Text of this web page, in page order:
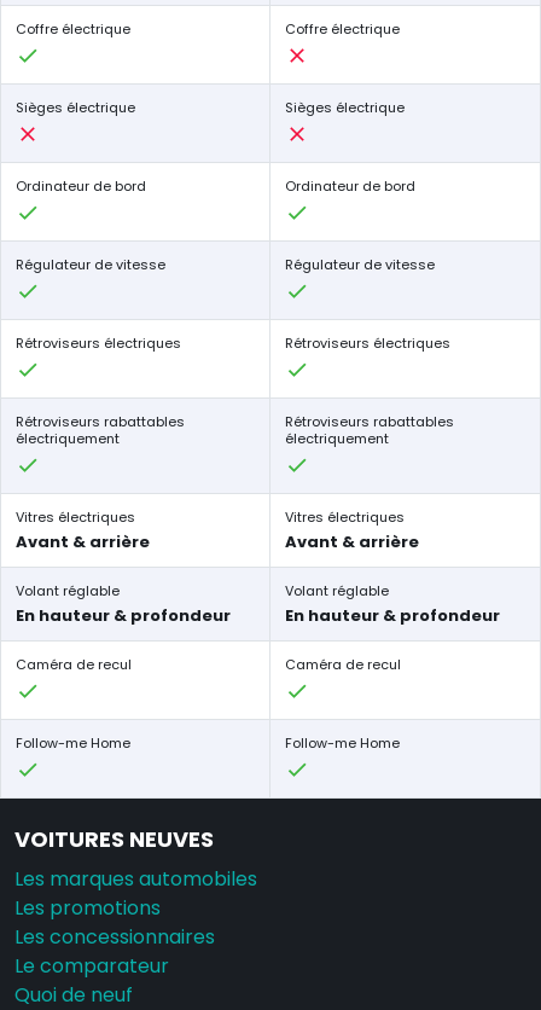
Coffre électrique Coffre électrique
Sièges électrique Sièges électrique
Ordinateur de bord Ordinateur de bord
Régulateur de vitesse Régulateur de vitesse
Rétroviseurs électriques Rétroviseurs électriques
Rétroviseurs rabattables
électriquement
Rétroviseurs rabattables
électriquement
Vitres électriques
Avant & arrière
Vitres électriques
Avant & arrière
Volant réglable
En hauteur & profondeur
Volant réglable
En hauteur & profondeur
Caméra de recul Caméra de recul
Follow-me Home Follow-me Home
VOITURES NEUVES
Les marques automobiles
Les promotions
Les concessionnaires
Le comparateur
Quoi de neuf